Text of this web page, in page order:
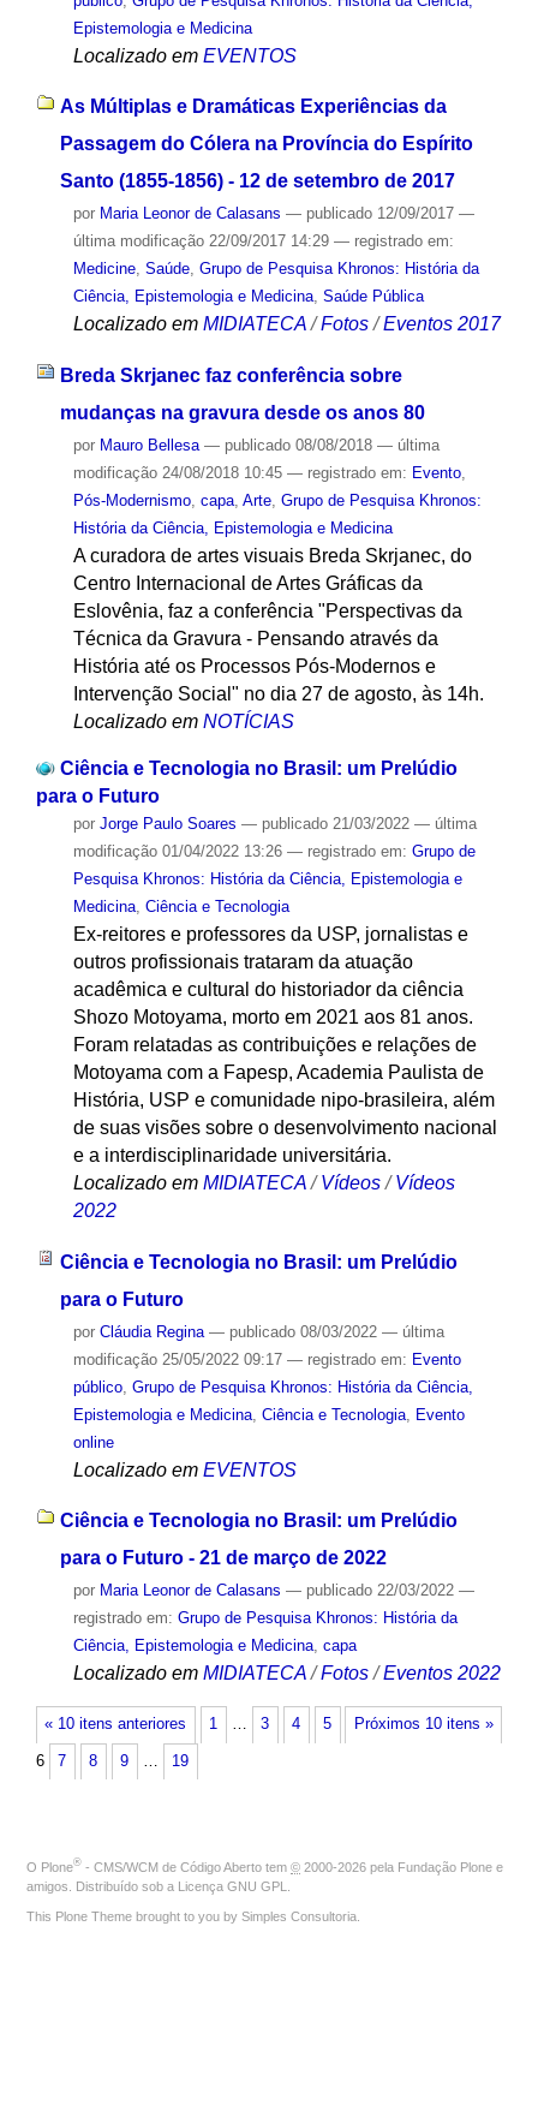
Epistemologia e Medicina
Localizado em EVENTOS
As Múltiplas e Dramáticas Experiências da
Passagem do Cólera na Província do Espírito
Santo (1855-1856) - 12 de setembro de 2017
por Maria Leonor de Calasans — publicado12/09/2017 —
última modificação22/09/2017 14:29 — registrado em:
Medicine, Saúde, Grupo de Pesquisa Khronos: História da
Ciência, Epistemologia e Medicina, Saúde Pública
Localizado em MIDIATECA /Fotos /Eventos 2017
Breda Skrjanec faz conferência sobre
mudanças na gravura desde os anos 80
por Mauro Bellesa — publicado08/08/2018 — última
modificação24/08/2018 10:45 — registrado em: Evento,
Pós-Modernismo, capa, Arte, Grupo de Pesquisa Khronos:
História da Ciência, Epistemologia e Medicina
A curadora de artes visuais Breda Skrjanec, do
Centro Internacional de Artes Gráficas da
Eslovênia, faz a conferência "Perspectivas da
Técnica da Gravura - Pensando através da
História até os Processos Pós-Modernos e
Intervenção Social" no dia 27 de agosto, às 14h.
Localizado em NOTÍCIAS
Ciência e Tecnologia no Brasil: um Prelúdio
para o Futuro
por Jorge Paulo Soares — publicado21/03/2022 — última
modificação01/04/2022 13:26 — registrado em: Grupo de
Pesquisa Khronos: História da Ciência, Epistemologia e
Medicina, Ciência e Tecnologia
Ex-reitores e professores da USP, jornalistas e
outros profissionais trataram da atuação
acadêmica e cultural do historiador da ciência
Shozo Motoyama, morto em 2021 aos 81 anos.
Foram relatadas as contribuições e relações de
Motoyama com a Fapesp, Academia Paulista de
História, USP e comunidade nipo-brasileira, além
de suas visões sobre o desenvolvimento nacional
e a interdisciplinaridade universitária.
Localizado em MIDIATECA /Vídeos /Vídeos
2022
Ciência e Tecnologia no Brasil: um Prelúdio
para o Futuro
por Cláudia Regina — publicado08/03/2022 — última
modificação25/05/2022 09:17 — registrado em: Evento
público, Grupo de Pesquisa Khronos: História da Ciência,
Epistemologia e Medicina, Ciência e Tecnologia, Evento
online
Localizado em EVENTOS
Ciência e Tecnologia no Brasil: um Prelúdio
para o Futuro - 21 de março de 2022
por Maria Leonor de Calasans — publicado22/03/2022 —
registrado em: Grupo de Pesquisa Khronos: História da
Ciência, Epistemologia e Medicina, capa
Localizado em MIDIATECA /Fotos /Eventos 2022
« 10 itens anteriores Próximos 10 itens »
1 … 3 4 5
6 7 8 9 … 19
O Plone® - CMS/WCM de Código Aberto tem © 2000-2026 pela Fundação Plone e
amigos. Distribuído sob a Licença GNU GPL
This Plone Theme brought to you by Simples Consultoria